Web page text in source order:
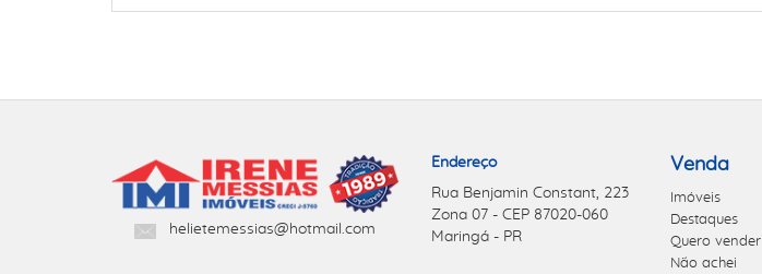
helietemessias@hotmail.com
Endereço
Rua Benjamin Constant, 223
Zona 07 - CEP 87020-060
Maringá - PR
Venda
Imóveis
Destaques
Quero vender
Não achei